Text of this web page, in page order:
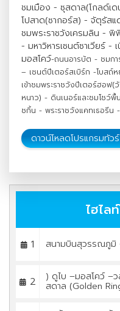
ชมเมือง - ซุสดาล(โกลด์เ
โปสาด(ซากอร์ส) - จัตุรัสแ
ชมพระราชวังเครมลิน -
- มหาวิหารเซนต์ซาเวียร์ -
มอสโคว์-ถนนอารบัต - ชมกา
– เซนต์ปีเตอร์สเบิร์ก -โบสถ์
เข้าชมพระราชวังปีเตอร์ฮอ
หนาว) - ดินเนอร์และชมโชว์
ชกิ้น - พระราชวังแคทเธอรีน
ดาวน์โหลดโปรแกรมทัวร์
ไฮไล
1 สนามบินสุวรรณภูมิ
2 ) ดูไบ –มอสโคว์ –
สดาล (Golden